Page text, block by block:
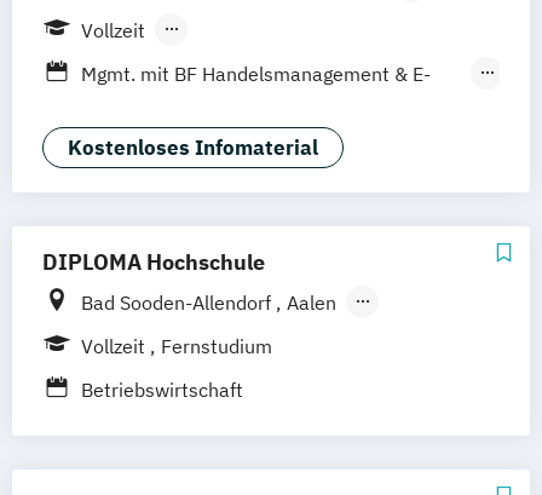
Mannheim
Stuttgart
Vollzeit
Berufsbegleitendes Präsenzstudium
Mgmt. mit BF Handelsmanagement & E-
Social Media Studies Sportmanagement
Kostenloses Infomaterial
DIPLOMA Hochschule
Bad Sooden-Allendorf
Aalen
Baden-Baden
Berlin
Heilbronn
Kassel
München Bochum Kaiserslautern
Wiesbaden Regenstauf Dresden
Vollzeit
Fernstudium
Betriebswirtschaft